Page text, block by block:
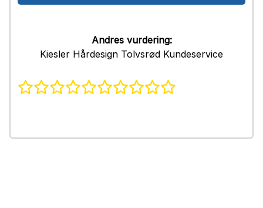
Andres vurdering:
Kiesler Hårdesign Tolvsrød Kundeservice